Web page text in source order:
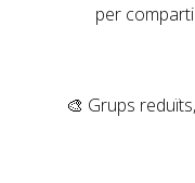
per
🎨 Grups